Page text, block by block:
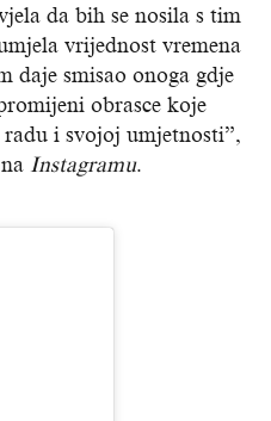
da bih se nosila s tim
vrijednost vremena
daje smisao onoga gdje
obrasce koje
i svojoj umjetnosti”,
Instagramu.